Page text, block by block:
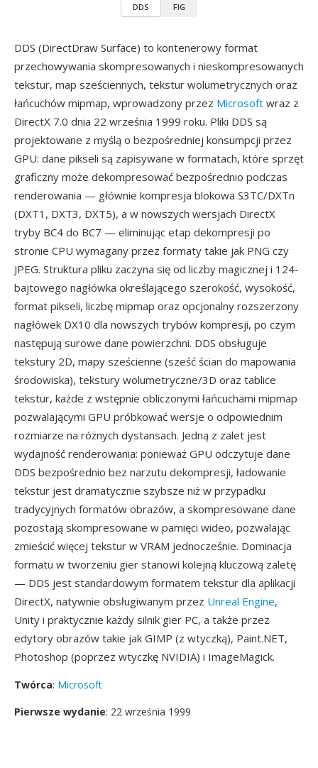
DDS FIG
DDS (DirectDraw Surface) to kontenerowy format
przechowywania skompresowanych i nieskompresowanych
tekstur, map sześciennych, tekstur wolumetrycznych oraz
łańcuchów mipmap, wprowadzony przez Microsoft wraz z
DirectX 7.0 dnia 22 września 1999 roku. Pliki DDS są
projektowane z myślą o bezpośredniej konsumpcji przez
GPU: dane pikseli są zapisywane w formatach, które sprzęt
graficzny może dekompresować bezpośrednio podczas
renderowania — głównie kompresja blokowa S3TC/DXTn
(DXT1, DXT3, DXT5), a w nowszych wersjach DirectX
tryby BC4 do BC7 — eliminując etap dekompresji po
stronie CPU wymagany przez formaty takie jak PNG czy
JPEG. Struktura pliku zaczyna się od liczby magicznej i 124-
bajtowego nagłówka określającego szerokość, wysokość,
format pikseli, liczbę mipmap oraz opcjonalny rozszerzony
nagłówek DX10 dla nowszych trybów kompresji, po czym
następują surowe dane powierzchni. DDS obsługuje
tekstury 2D, mapy sześcienne (sześć ścian do mapowania
środowiska), tekstury wolumetryczne/3D oraz tablice
tekstur, każde z wstępnie obliczonymi łańcuchami mipmap
pozwalającymi GPU próbkować wersje o odpowiednim
rozmiarze na różnych dystansach. Jedną z zalet jest
wydajność renderowania: ponieważ GPU odczytuje dane
DDS bezpośrednio bez narzutu dekompresji, ładowanie
tekstur jest dramatycznie szybsze niż w przypadku
tradycyjnych formatów obrazów, a skompresowane dane
pozostają skompresowane w pamięci wideo, pozwalając
zmieścić więcej tekstur w VRAM jednocześnie. Dominacja
formatu w tworzeniu gier stanowi kolejną kluczową zaletę
— DDS jest standardowym formatem tekstur dla aplikacji
DirectX, natywnie obsługiwanym przez Unreal Engine,
Unity i praktycznie każdy silnik gier PC, a także przez
edytory obrazów takie jak GIMP (z wtyczką), Paint.NET,
Photoshop (poprzez wtyczkę NVIDIA) i ImageMagick.
Twórca: Microsoft
Pierwsze wydanie: 22 września 1999